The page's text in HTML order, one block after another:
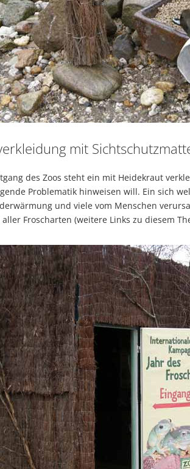
mit
des Zoos steht ein mit Heidekraut
Problematik hinweisen will. Ein sich
und viele vom Menschen
Froscharten (weitere Links zu diesem